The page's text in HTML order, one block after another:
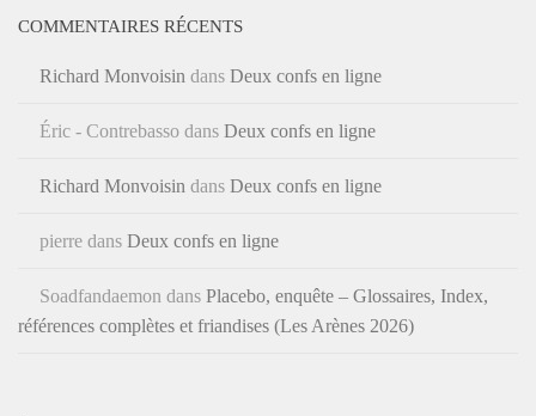
COMMENTAIRES RÉCENTS
Richard Monvoisin dans Deux confs en ligne
Éric - Contrebasso dans Deux confs en ligne
Richard Monvoisin dans Deux confs en ligne
pierre dans Deux confs en ligne
Soadfandaemon dans Placebo, enquête – Glossaires, Index,
références complètes et friandises (Les Arènes 2026)